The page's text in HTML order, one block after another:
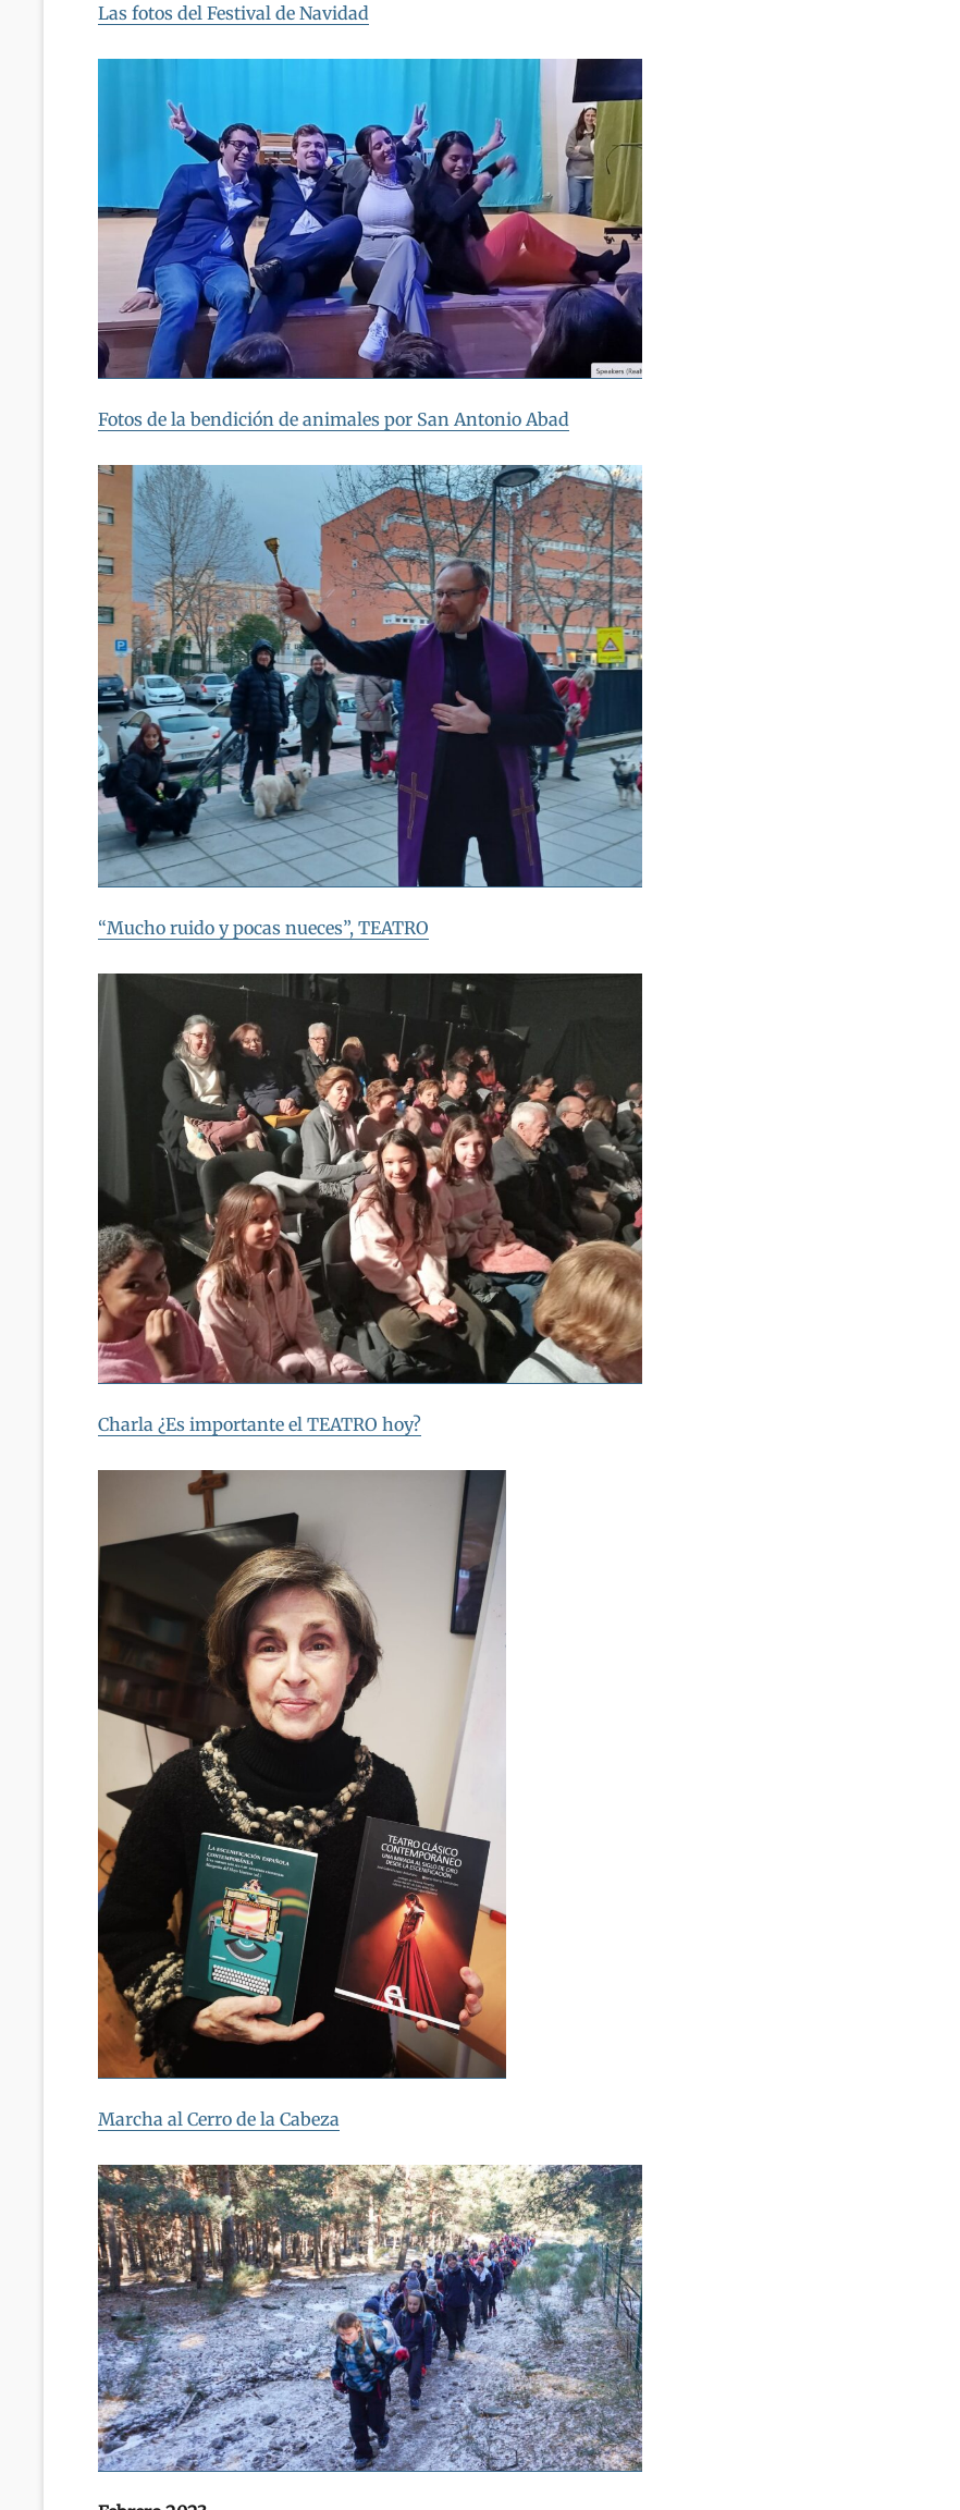
Las fotos del Festival de Navidad
Fotos de la bendición de animales por San Antonio Abad
“Mucho ruido y pocas nueces”, TEATRO
Charla ¿Es importante el TEATRO hoy?
Marcha al Cerro de la Cabeza